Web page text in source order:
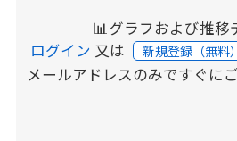
📊グラフおよび推移
ログイン 又は 新規登録（無料
メールアドレスのみですぐに